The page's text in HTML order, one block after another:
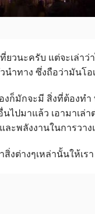
ยวนะครับ แต่จะเล่า
นำทาง ซึ่งถือว่ามันโอ
องก็มักจะมี สิ่งที่ต้องท
ไปมาแล้ว เอามาเ
ละพลังงานในการวาง
สิ่งต่างๆเหล่านั้นให้เ